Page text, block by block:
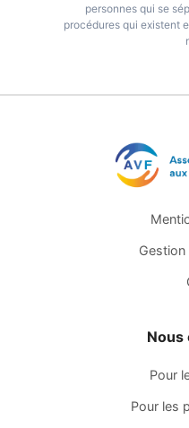
personnes qui se
procédures qui existent
Nous
Pour
Pour les